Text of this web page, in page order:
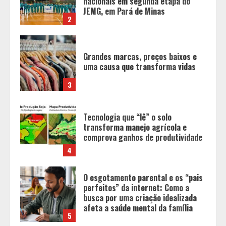
3
4
Tecnologia que “lê” o solo
transforma manejo agrícola e
comprova ganhos de produtividade
5
O esgotamento parental e os “pais
perfeitos” da internet: Como a
busca por uma criação idealizada
afeta a saúde mental da família
1
Tecnologia muda papel do
professor, que passa de
transmissor de conteúdo a
designer de experiências de
aprendizagem